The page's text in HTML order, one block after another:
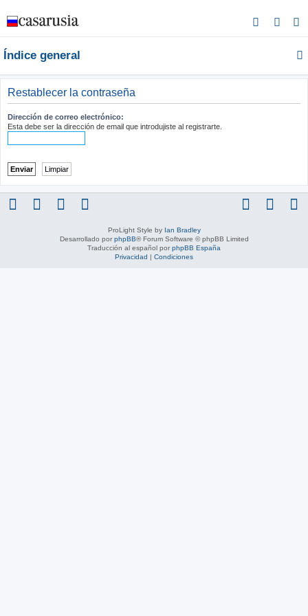
u
r
Índice general
Restablecer la contraseña
Dirección de correo electrónico:
Esta debe ser la dirección de email que introdujiste al registrarte.
ProLight Style by Ian Bradley
Desarrollado por phpBB® Forum Software © phpBB Limited
Traducción al español por phpBB España
Privacidad | Condiciones